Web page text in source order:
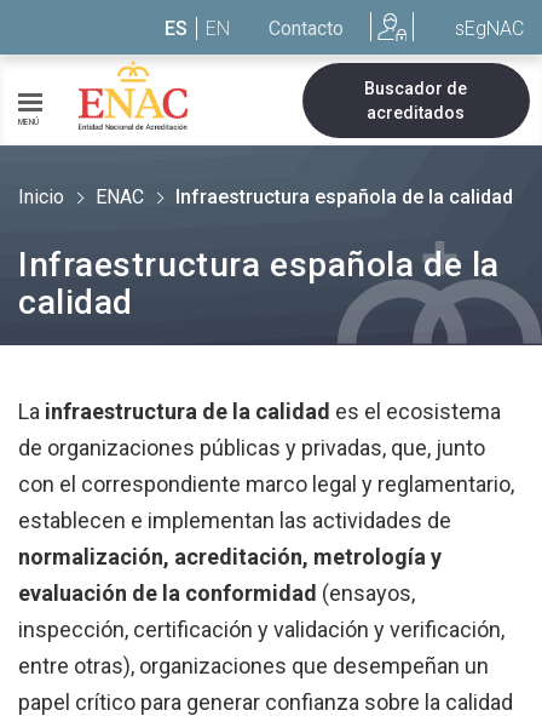
ES EN Contacto sEgNAC
MENÚ
Buscador de
acreditados
Inicio ENAC Infraestructura española de la calidad
Infraestructura española de la
calidad
La infraestructura de la calidad es el ecosistema
de organizaciones públicas y privadas, que, junto
con el correspondiente marco legal y reglamentario,
establecen e implementan las actividades de
normalización, acreditación, metrología y
evaluación de la conformidad (ensayos,
inspección, certificación y validación y verificación,
entre otras), organizaciones que desempeñan un
papel crítico para generar confianza sobre la calidad